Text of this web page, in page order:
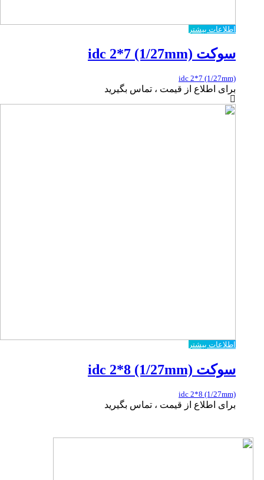
اطلاعات بیشتر
سوکت idc 2*7 (1/27mm)
idc 2*7 (1/27mm)
برای اطلاع از قیمت ، تماس بگیرید
اطلاعات بیشتر
سوکت idc 2*8 (1/27mm)
idc 2*8 (1/27mm)
برای اطلاع از قیمت ، تماس بگیرید